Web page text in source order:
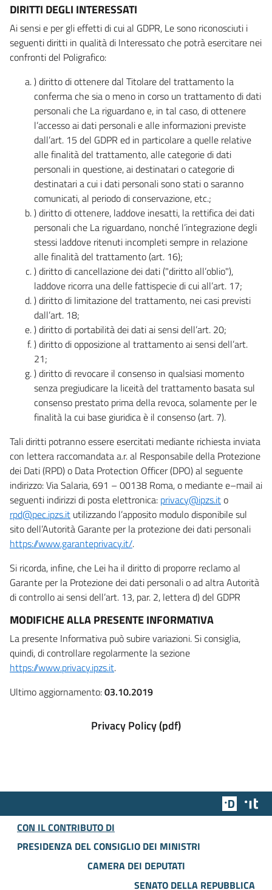
DIRITTI DEGLI INTERESSATI
Ai sensi e per gli effetti di cui al GDPR, Le sono riconosciuti i
seguenti diritti in qualità di Interessato che potrà esercitare nei
confronti del Poligrafico:
) diritto di ottenere dal Titolare del trattamento la
conferma che sia o meno in corso un trattamento di dati
personali che La riguardano e, in tal caso, di ottenere
l’accesso ai dati personali e alle informazioni previste
dall’art. 15 del GDPR ed in particolare a quelle relative
alle finalità del trattamento, alle categorie di dati
personali in questione, ai destinatari o categorie di
destinatari a cui i dati personali sono stati o saranno
comunicati, al periodo di conservazione, etc.;
) diritto di ottenere, laddove inesatti, la rettifica dei dati
personali che La riguardano, nonché l’integrazione degli
stessi laddove ritenuti incompleti sempre in relazione
alle finalità del trattamento (art. 16);
) diritto di cancellazione dei dati ("diritto all’oblio"),
laddove ricorra una delle fattispecie di cui all’art. 17;
) diritto di limitazione del trattamento, nei casi previsti
dall’art. 18;
) diritto di portabilità dei dati ai sensi dell’art. 20;
) diritto di opposizione al trattamento ai sensi dell’art.
21;
) diritto di revocare il consenso in qualsiasi momento
senza pregiudicare la liceità del trattamento basata sul
consenso prestato prima della revoca, solamente per le
finalità la cui base giuridica è il consenso (art. 7).
Tali diritti potranno essere esercitati mediante richiesta inviata
con lettera raccomandata a.r. al Responsabile della Protezione
dei Dati (RPD) o Data Protection Officer (DPO) al seguente
indirizzo: Via Salaria, 691 – 00138 Roma, o mediante e–mail ai
seguenti indirizzi di posta elettronica: privacy@ipzs.ito
rpd@pec.ipzs.it utilizzando l’apposito modulo disponibile sul
sito dell’Autorità Garante per la protezione dei dati personali
https://www.garanteprivacy.it/.
Si ricorda, infine, che Lei ha il diritto di proporre reclamo al
Garante per la Protezione dei dati personali o ad altra Autorità
di controllo ai sensi dell’art. 13, par. 2, lettera d) del GDPR
MODIFICHE ALLA PRESENTE INFORMATIVA
La presente Informativa può subire variazioni. Si consiglia,
quindi, di controllare regolarmente la sezione
https://www.privacy.ipzs.it.
Ultimo aggiornamento:03.10.2019
Privacy Policy (pdf)
Team
CON IL CONTRIBUTO DI
PRESIDENZA DEL CONSIGLIO DEI MINISTRI
CAMERA DEI DEPUTATI
SENATO DELLA REPUBBLICA